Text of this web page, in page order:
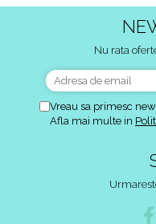
Nu rata
Vreau sa primesc
Afla mai multe in